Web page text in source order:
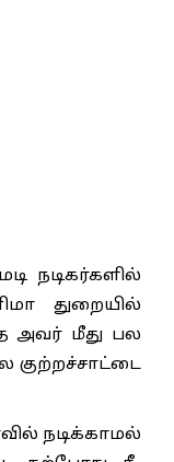
நடிகர்களில்
துறையில்
அவர் மீது பல
குற்றச்சாட்டை
நடிக்காமல்